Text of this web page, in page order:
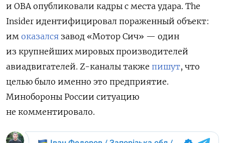
и ОВА опубликовали кадры с места удара. The
Insider идентифицировал пораженный объект:
им оказался завод «Мотор Сич» — один
из крупнейших мировых производителей
авиадвигателей. Z-каналы также пишут, что
целью было именно это предприятие.
Минобороны России ситуацию
не комментировало.